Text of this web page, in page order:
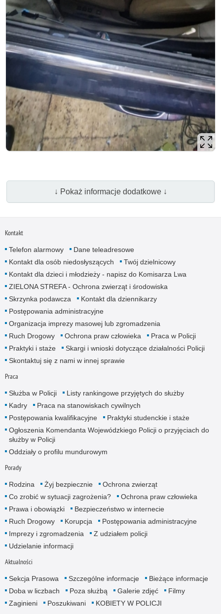
↓ Pokaż informacje dodatkowe ↓
Kontakt
Telefon alarmowy
Dane teleadresowe
Kontakt dla osób niedosłyszących
Twój dzielnicowy
Kontakt dla dzieci i młodzieży - napisz do Komisarza Lwa
ZIELONA STREFA - Ochrona zwierząt i środowiska
Skrzynka podawcza
Kontakt dla dziennikarzy
Postępowania administracyjne
Organizacja imprezy masowej lub zgromadzenia
Ruch Drogowy
Ochrona praw człowieka
Praca w Policji
Praktyki i staże
Skargi i wnioski dotyczące działalności Policji
Skontaktuj się z nami w innej sprawie
Praca
Służba w Policji
Listy rankingowe przyjętych do służby
Kadry
Praca na stanowiskach cywilnych
Postępowania kwalifikacyjne
Praktyki studenckie i staże
Ogłoszenia Komendanta Wojewódzkiego Policji o przyjęciach do
służby w Policji
Oddziały o profilu mundurowym
Porady
Rodzina Żyj bezpiecznie
Ochrona zwierząt
Co zrobić w sytuacji zagrożenia?
Ochrona praw człowieka
Prawa i obowiązki
Bezpieczeństwo w internecie
Ruch Drogowy
Korupcja
Postępowania administracyjne
Imprezy i zgromadzenia
Z udziałem policji
Udzielanie informacji
Aktualności
Sekcja Prasowa Szczególne informacje
Bieżące informacje
Doba w liczbach
Poza służbą Galerie zdjęć
Filmy
Zaginieni
Poszukiwani KOBIETY W POLICJI